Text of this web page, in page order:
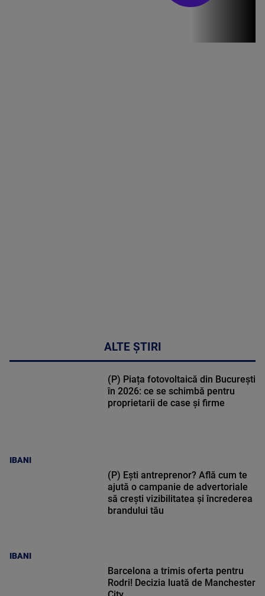
ALTE ȘTIRI
IBANI
(P) Piața fotovoltaică din București
în 2026: ce se schimbă pentru
proprietarii de case și firme
IBANI
(P) Ești antreprenor? Află cum te
ajută o campanie de advertoriale
să crești vizibilitatea și încrederea
brandului tău
Barcelona a trimis oferta pentru
Rodri! Decizia luată de Manchester